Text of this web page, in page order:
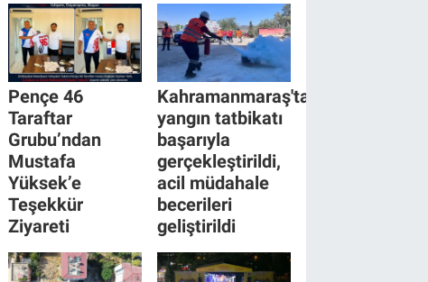
Pençe 46
Taraftar
Grubu’ndan
Mustafa
Yüksek’e
Teşekkür
Ziyareti
Kahramanmaraş'ta
yangın tatbikatı
başarıyla
gerçekleştirildi,
acil müdahale
becerileri
geliştirildi